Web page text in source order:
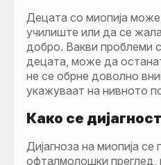
Децата со миопија
училиште или да се
добро. Вакви проблеми
децата, може да
не се обрне доволно
укажуваат на нивното
Како се
Дијагноза на миопија се
офталмолошки преглед,